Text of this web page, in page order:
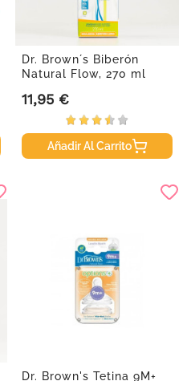
Dr. Brown´s Biberón
Natural Flow, 270 ml
Precio
11,95 €
Añadir Al Carrito
Dr. Brown's Tetina 9M+